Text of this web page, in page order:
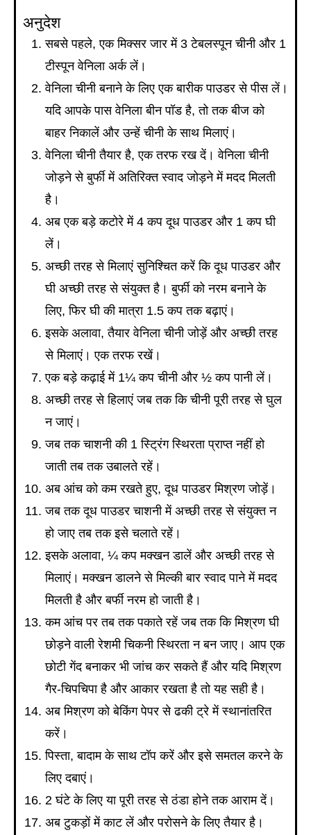
अनुदेश
सबसे पहले, एक मिक्सर जार में 3 टेबलस्पून चीनी और 1
टीस्पून वेनिला अर्क लें।
वेनिला चीनी बनाने के लिए एक बारीक पाउडर से पीस लें।
यदि आपके पास वेनिला बीन पॉड है, तो तक बीज को
बाहर निकालें और उन्हें चीनी के साथ मिलाएं।
वेनिला चीनी तैयार है, एक तरफ रख दें। वेनिला चीनी
जोड़ने से बुर्फी में अतिरिक्त स्वाद जोड़ने में मदद मिलती
है।
अब एक बड़े कटोरे में 4 कप दूध पाउडर और 1 कप घी
लें।
अच्छी तरह से मिलाएं सुनिश्चित करें कि दूध पाउडर और
घी अच्छी तरह से संयुक्त है। बुर्फी को नरम बनाने के
लिए, फिर घी की मात्रा 1.5 कप तक बढ़ाएं।
इसके अलावा, तैयार वेनिला चीनी जोड़ें और अच्छी तरह
से मिलाएं। एक तरफ रखें।
एक बड़े कढ़ाई में 1¼ कप चीनी और ½ कप पानी लें।
अच्छी तरह से हिलाएं जब तक कि चीनी पूरी तरह से घुल
न जाएं।
जब तक चाशनी की 1 स्ट्रिंग स्थिरता प्राप्त नहीं हो
जाती तब तक उबालते रहें।
अब आंच को कम रखते हुए, दूध पाउडर मिश्रण जोड़ें।
जब तक दूध पाउडर चाशनी में अच्छी तरह से संयुक्त न
हो जाए तब तक इसे चलाते रहें।
इसके अलावा, ¼ कप मक्खन डालें और अच्छी तरह से
मिलाएं। मक्खन डालने से मिल्की बार स्वाद पाने में मदद
मिलती है और बर्फी नरम हो जाती है।
कम आंच पर तब तक पकाते रहें जब तक कि मिश्रण घी
छोड़ने वाली रेशमी चिकनी स्थिरता न बन जाए। आप एक
छोटी गेंद बनाकर भी जांच कर सकते हैं और यदि मिश्रण
गैर-चिपचिपा है और आकार रखता है तो यह सही है।
अब मिश्रण को बेकिंग पेपर से ढकी ट्रे में स्थानांतरित
करें।
पिस्ता, बादाम के साथ टॉप करें और इसे समतल करने के
लिए दबाएं।
2 घंटे के लिए या पूरी तरह से ठंडा होने तक आराम दें।
अब टुकड़ों में काट लें और परोसने के लिए तैयार है।